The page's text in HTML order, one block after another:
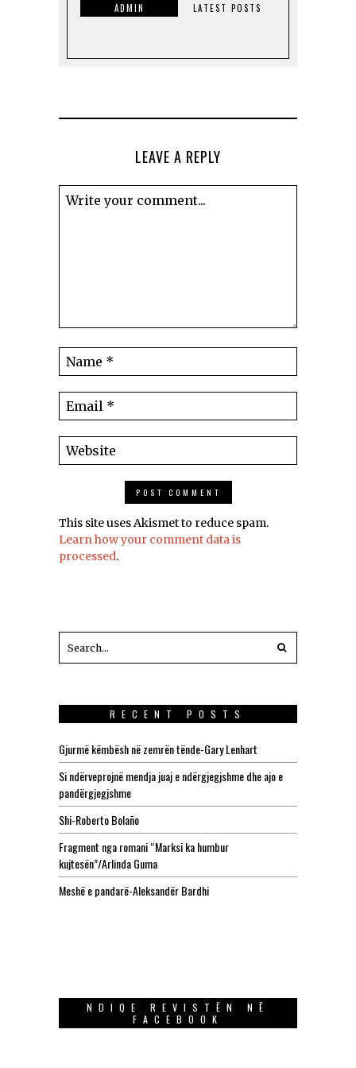
ADMIN LATEST POSTS
LEAVE A REPLY
This site uses Akismet to reduce spam.
Learn how your comment data is
processed.
RECENT POSTS
Gjurmë këmbësh në zemrën tënde-Gary Lenhart
Si ndërveprojnë mendja juaj e ndërgjegjshme dhe ajo e
pandërgjegjshme
Shi-Roberto Bolaño
Fragment nga romani “Marksi ka humbur
kujtesën”/Arlinda Guma
Meshë e pandarë-Aleksandër Bardhi
NDIQE REVISTËN NË
FACEBOOK